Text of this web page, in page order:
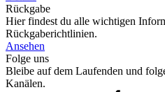
Rückgabe
Hier findest du alle wichtigen
Rückgaberichtlinien.
Ansehen
Folge uns
Bleibe auf dem Laufenden und
Kanälen.